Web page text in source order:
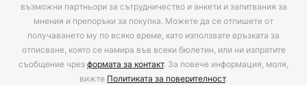
възможни партньори за сътрудничество и анкети и запитвания за
мнения и препоръки за покупка. Можете да се отпишете от
получаването му по всяко време, като използвате връзката за
отписване, която се намира във всеки бюлетин, или ни изпратите
съобщение чрезформата за контакт. За повече информация, моля,
вижте Политиката за поверителност.